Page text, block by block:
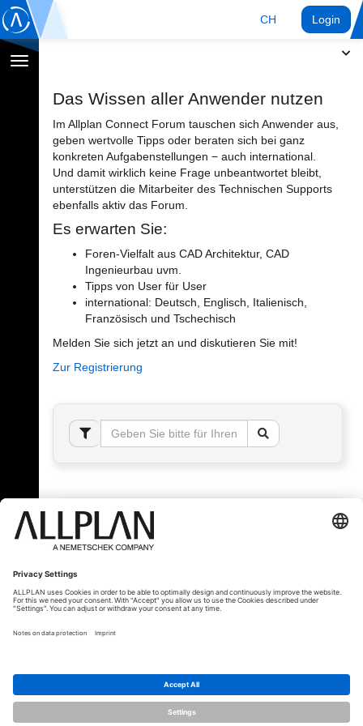
CH Login
Navigation
Das Wissen aller Anwender nutzen
Im Allplan Connect Forum tauschen sich Anwender aus,
geben wertvolle Tipps oder beraten sich bei ganz
konkreten Aufgabenstellungen − auch international.
Und damit wirklich keine Frage unbeantwortet bleibt,
unterstützen die Mitarbeiter des Technischen Supports
ebenfalls aktiv das Forum.
Es erwarten Sie:
Foren-Vielfalt aus CAD Architektur, CAD
Ingenieurbau uvm.
Tipps von User für User
international: Deutsch, Englisch, Italienisch,
Französisch und Tschechisch
Melden Sie sich jetzt an und diskutieren Sie mit!
Zur Registrierung
Fehler!
Bitte melden Sie sich an, um dieses Thema sehen
zu können.
© ALLPLAN Schweiz AG ALLPLAN ist Teil derNemetschek Group